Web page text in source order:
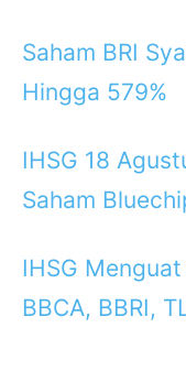
Saham BRI
Hingga 579%
IHSG 18
Saham
IHSG
BBCA, BBRI,